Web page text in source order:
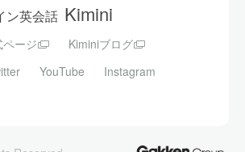
ン英会話 Kimini
ージ
Kiminiブログ
YouTube
Instagram